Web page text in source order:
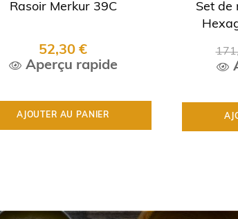
Rasoir Merkur 39C
52,30 €
Aperçu rapide
AJOUTER AU PANIER
Set de